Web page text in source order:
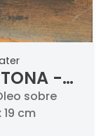
-
sobre
cm